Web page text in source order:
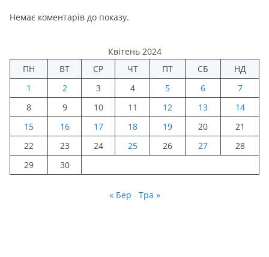
Немає коментарів до показу.
Квітень 2024
ПН
ВТ СР ЧТ ПТ СБ
НД
1
2 3 4 5 6
7
8
9 10 11 12 13
14
15
16 17 18 19 20
21
22
23 24 25 26 27
28
29
30
« Бер Тра »